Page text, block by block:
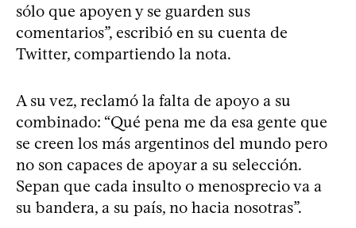
sólo que apoyen y se guarden sus
comentarios”, escribió en su cuenta de
Twitter, compartiendo la nota.
A su vez, reclamó la falta de apoyo a su
combinado: “Qué pena me da esa gente que
se creen los más argentinos del mundo pero
no son capaces de apoyar a su selección.
Sepan que cada insulto o menosprecio va a
su bandera, a su país, no hacia nosotras”.